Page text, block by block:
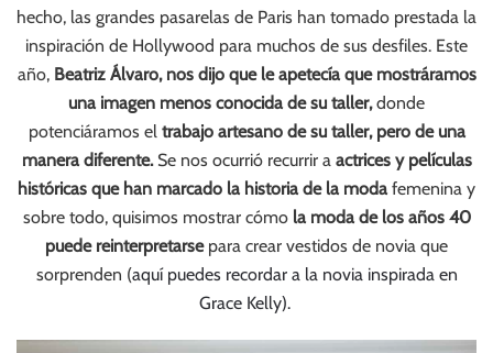
hecho, las grandes pasarelas de Paris han tomado prestada la
inspiración de Hollywood para muchos de sus desfiles. Este
año, Beatriz Álvaro, nos dijo que le apetecía que mostráramos
una imagen menos conocida de su taller,donde
potenciáramos el trabajo artesano de su taller, pero de una
manera diferente.Se nos ocurrió recurrir a actrices y películas
históricas que han marcado la historia de la modafemenina y
sobre todo, quisimos mostrar cómo la moda de los años 40
puede reinterpretarsepara crear vestidos de novia que
sorprenden (aquí puedes recordar a la novia inspirada en
Grace Kelly).